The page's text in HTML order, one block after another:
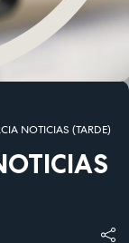
NOTICIAS (TARDE)